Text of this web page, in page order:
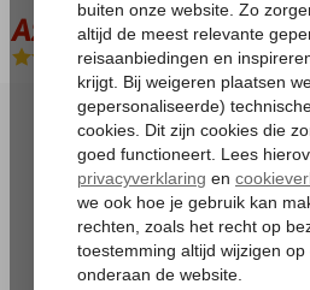
Azuline Galfi Hotel
Logies en ontbijt-Hotel